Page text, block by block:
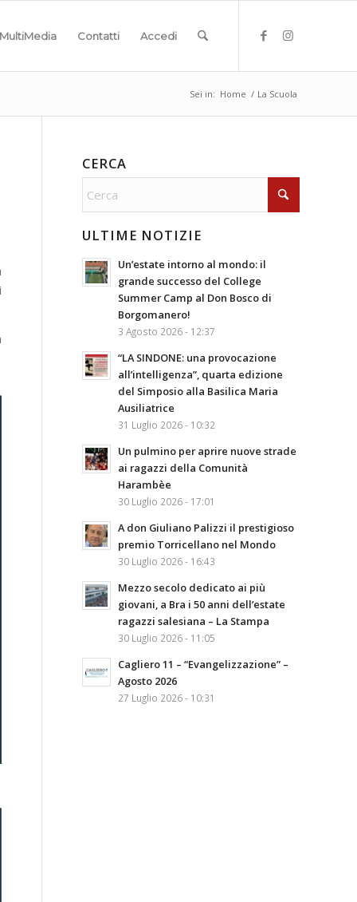
Contatti Accedi
Sei in: Home / La Scuola
CERCA
ULTIME NOTIZIE
Un’estate intorno al mondo: il
grande successo del College
Summer Camp al Don Bosco di
Borgomanero!
3 Agosto 2026 - 12:37
“LA SINDONE: una provocazione
all’intelligenza”, quarta edizione
del Simposio alla Basilica Maria
Ausiliatrice
31 Luglio 2026 - 10:32
Un pulmino per aprire nuove strade
ai ragazzi della Comunità
Harambèe
30 Luglio 2026 - 17:01
A don Giuliano Palizzi il prestigioso
premio Torricellano nel Mondo
30 Luglio 2026 - 16:43
Mezzo secolo dedicato ai più
giovani, a Bra i 50 anni dell’estate
ragazzi salesiana – La Stampa
30 Luglio 2026 - 11:05
Cagliero 11 – “Evangelizzazione” –
Agosto 2026
27 Luglio 2026 - 10:31